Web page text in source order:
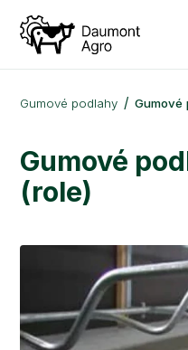
Gumové podlahy Gumové